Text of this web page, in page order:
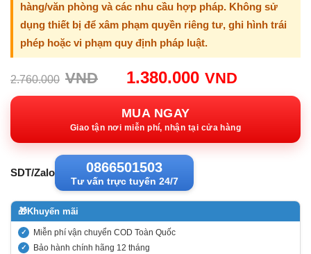
hàng/văn phòng và các nhu cầu hợp pháp. Không sử
dụng thiết bị để xâm phạm quyền riêng tư, ghi hình trái
phép hoặc vi phạm quy định pháp luật.
2.760.000 VND
Giá
gốc:
2.760.000VND.
1.380.000 VND
hiện
MUA NGAY
Giao tận nơi miễn phí, nhận tại cửa hàng
SDT/Zalo 0866501503
Tư vấn trực tuyến 24/7
🎁Khuyến mãi
Miễn phí vận chuyển COD Toàn Quốc
Bảo hành chính hãng 12 tháng